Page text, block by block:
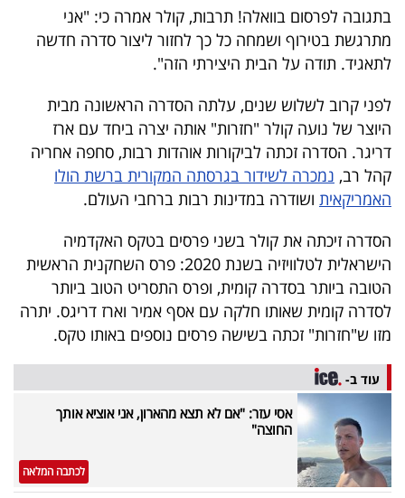
40
פעולה
דרושים
ניוזלטרים
מייל
אדום
פרסמו
באייס
עקבו
בתגובה לפרסום בוואלה! תרבות, קולר אמרה כי: "אני
מתרגשת בטירוף ושמחה כל כך לחזור ליצור סדרה חדשה
לתאגיד. תודה על הבית היצירתי הזה".
לפני קרוב לשלוש שנים, עלתה הסדרה הראשונה מבית
היוצר של נועה קולר "חזרות" אותה יצרה ביחד עם ארז
דריגר. הסדרה זכתה לביקורות אוהדות רבות, סחפה אחריה
קהל רב, נמכרה לשידור בגרסתה המקורית ברשת הולו
האמריקאית ושודרה במדינות רבות ברחבי העולם.
הסדרה זיכתה את קולר בשני פרסים בטקס האקדמיה
הישראלית לטלוויזיה בשנת 2020: פרס השחקנית הראשית
הטובה ביותר בסדרה קומית, ופרס התסריט הטוב ביותר
לסדרה קומית שאותו חלקה עם אסף אמיר וארז דריגס. יתרה
מזו ש"חזרות" זכתה בשישה פרסים נוספים באותו טקס.
עוד ב-
אסי עזר: "אם לא תצא מהארון, אני אוציא אותך
החוצה"
לכתבה המלאה